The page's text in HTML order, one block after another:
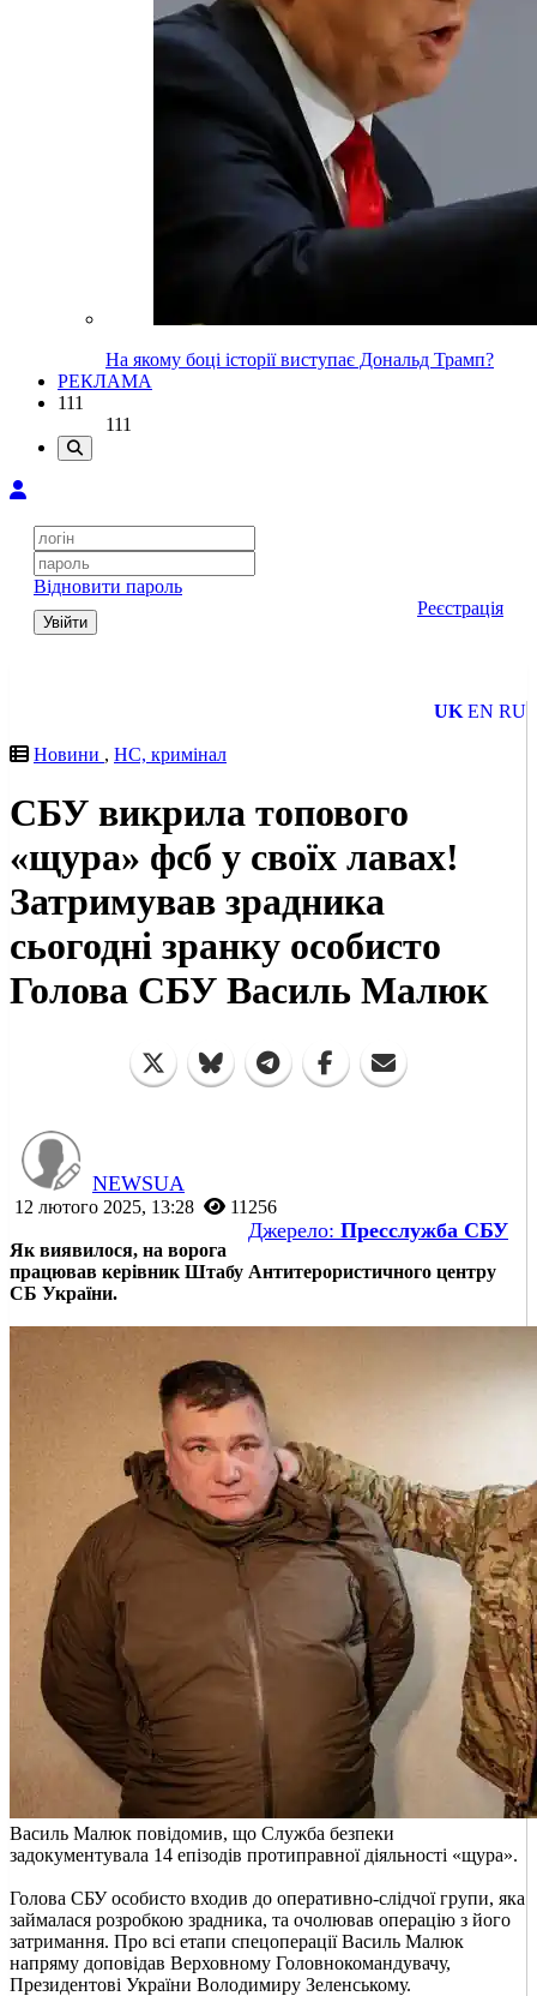
На якому боці історії виступає Дональд Трамп?
РЕКЛАМА
111
111
Відновити пароль
Увійти
Реєстрація
UK EN RU
Новини , НС, кримінал
СБУ викрила топового
«щура» фсб у своїх лавах!
Затримував зрадника
сьогодні зранку особисто
Голова СБУ Василь Малюк
NEWSUA
12 лютого 2025, 13:28 11256
Джерело: Пресслужба СБУ
Як виявилося, на ворога
працював керівник Штабу Антитерористичного центру
СБ України.
Василь Малюк повідомив, що Служба безпеки
задокументувала 14 епізодів протиправної діяльності «щура».
Голова СБУ особисто входив до оперативно-слідчої групи, яка
займалася розробкою зрадника, та очолював операцію з його
затримання. Про всі етапи спецоперації Василь Малюк
напряму доповідав Верховному Головнокомандувачу,
Президентові України Володимиру Зеленському.